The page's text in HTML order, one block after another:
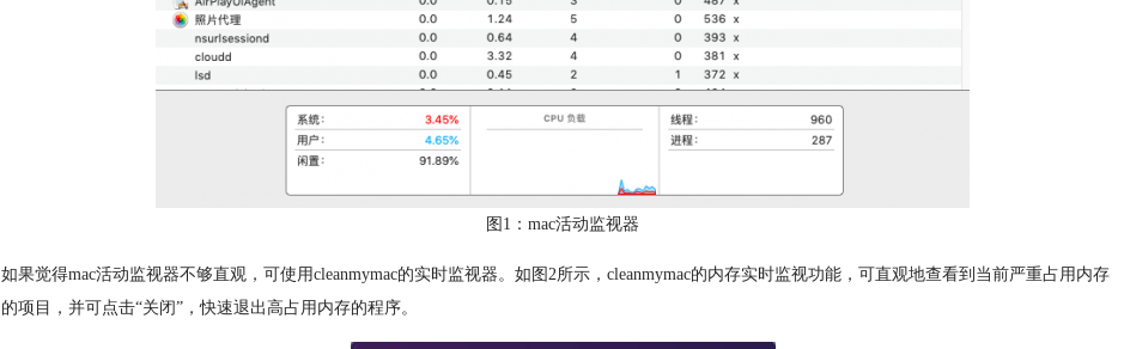
图1：mac活动监视器
如果觉得mac活动监视器不够直观，可使用cleanmymac的实时监视器。如图2所示，cleanmymac的内存实时监视功能，可直观地查看到当前严重占用内存
的项目，并可点击“关闭”，快速退出高占用内存的程序。